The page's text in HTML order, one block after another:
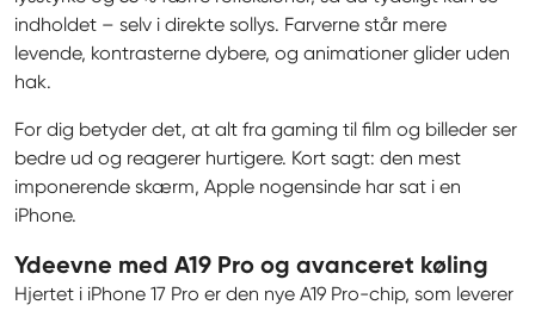
indholdet – selv i direkte sollys. Farverne står mere
levende, kontrasterne dybere, og animationer glider uden
hak.
For dig betyder det, at alt fra gaming til film og billeder ser
bedre ud og reagerer hurtigere. Kort sagt: den mest
imponerende skærm, Apple nogensinde har sat i en
iPhone.
Ydeevne med A19 Pro og avanceret køling
Hjertet i iPhone 17 Pro er den nye A19 Pro-chip, som leverer